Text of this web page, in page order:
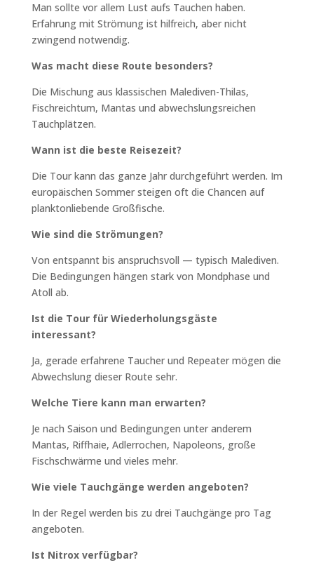
Man sollte vor allem Lust aufs Tauchen haben.
Erfahrung mit Strömung ist hilfreich, aber nicht
zwingend notwendig.
Was macht diese Route besonders?
Die Mischung aus klassischen Malediven-Thilas,
Fischreichtum, Mantas und abwechslungsreichen
Tauchplätzen.
Wann ist die beste Reisezeit?
Die Tour kann das ganze Jahr durchgeführt werden. Im
europäischen Sommer steigen oft die Chancen auf
planktonliebende Großfische.
Wie sind die Strömungen?
Von entspannt bis anspruchsvoll — typisch Malediven.
Die Bedingungen hängen stark von Mondphase und
Atoll ab.
Ist die Tour für Wiederholungsgäste
interessant?
Ja, gerade erfahrene Taucher und Repeater mögen die
Abwechslung dieser Route sehr.
Welche Tiere kann man erwarten?
Je nach Saison und Bedingungen unter anderem
Mantas, Riffhaie, Adlerrochen, Napoleons, große
Fischschwärme und vieles mehr.
Wie viele Tauchgänge werden angeboten?
In der Regel werden bis zu drei Tauchgänge pro Tag
angeboten.
Ist Nitrox verfügbar?